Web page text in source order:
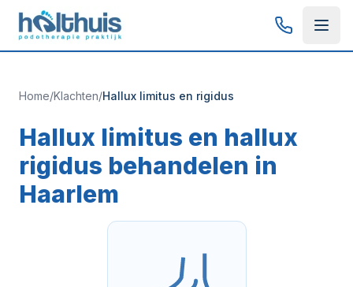
Home/Klachten/Hallux limitus en rigidus
Hallux limitus en hallux
rigidus behandelen in
Haarlem